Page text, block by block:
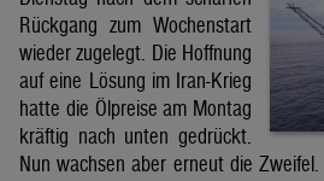
Rückgang zum Wochenstart
wieder zugelegt. Die Hoffnung
auf eine Lösung im Iran-Krieg
hatte die Ölpreise am Montag
kräftig nach unten gedrückt.
Nun wachsen aber erneut die